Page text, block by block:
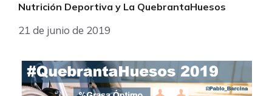
Nutrición Deportiva y La QuebrantaHuesos
21 de junio de 2019